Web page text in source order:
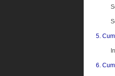
5.
6.